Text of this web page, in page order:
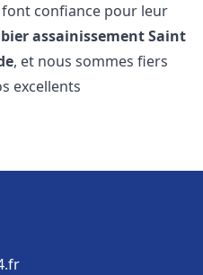
confiance pour leur
assainissementSaint
, et nous sommes fiers
excellents